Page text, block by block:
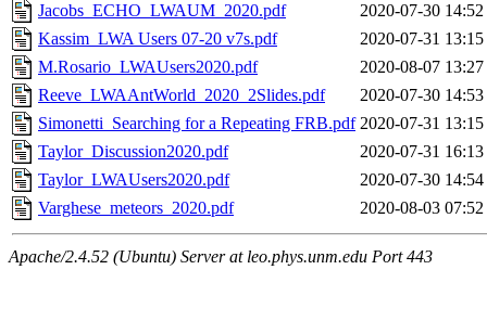
Jacobs_ECHO_LWAUM_2020.pdf
2020-07-30 14:52
Kassim_LWA Users 07-20 v7s.pdf
2020-07-31 13:15
M.Rosario_LWAUsers2020.pdf
2020-08-07 13:27
Reeve_LWAAntWorld_2020_2Slides.pdf
2020-07-30 14:53
Simonetti_Searching for a Repeating FRB.pdf 2020-07-31 13:15
Taylor_Discussion2020.pdf
2020-07-31 16:13
Taylor_LWAUsers2020.pdf
2020-07-30 14:54
Varghese_meteors_2020.pdf
2020-08-03 07:52
Apache/2.4.52 (Ubuntu) Server at leo.phys.unm.edu Port 443